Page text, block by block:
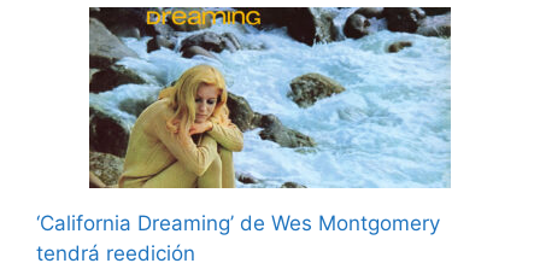
‘California Dreaming’ de Wes Montgomery
tendrá reedición